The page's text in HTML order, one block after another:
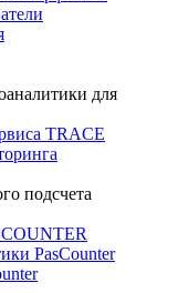
для
TRACE
подсчета
PasCounter